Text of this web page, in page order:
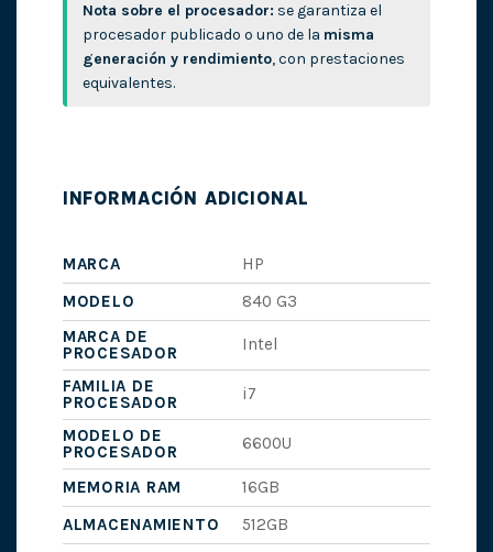
Nota sobre el procesador: se garantiza el
procesador publicado o uno de la misma
generación y rendimiento, con prestaciones
equivalentes.
INFORMACIÓN ADICIONAL
MARCA
HP
MODELO
840 G3
MARCA DE
PROCESADOR
Intel
FAMILIA DE
PROCESADOR
i7
MODELO DE
PROCESADOR
6600U
MEMORIA RAM
16GB
ALMACENAMIENTO
512GB